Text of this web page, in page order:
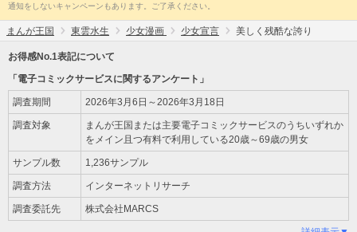
通知をしないキャンペーンもあります。ご了承ください。
まんが王国 東雲水生 少女漫画 少女宣言 美しく残酷な誇り
お得感No.1表記について
「電子コミックサービスに関するアンケート」
調査期間 2026年3月6日～2026年3月18日
調査対象
まんが王国または主要電子コミックサービスのうちいずれか
をメイン且つ有料で利用している20歳～69歳の男女
サンプル数 1,236サンプル
調査方法 インターネットリサーチ
調査委託先 株式会社MARCS